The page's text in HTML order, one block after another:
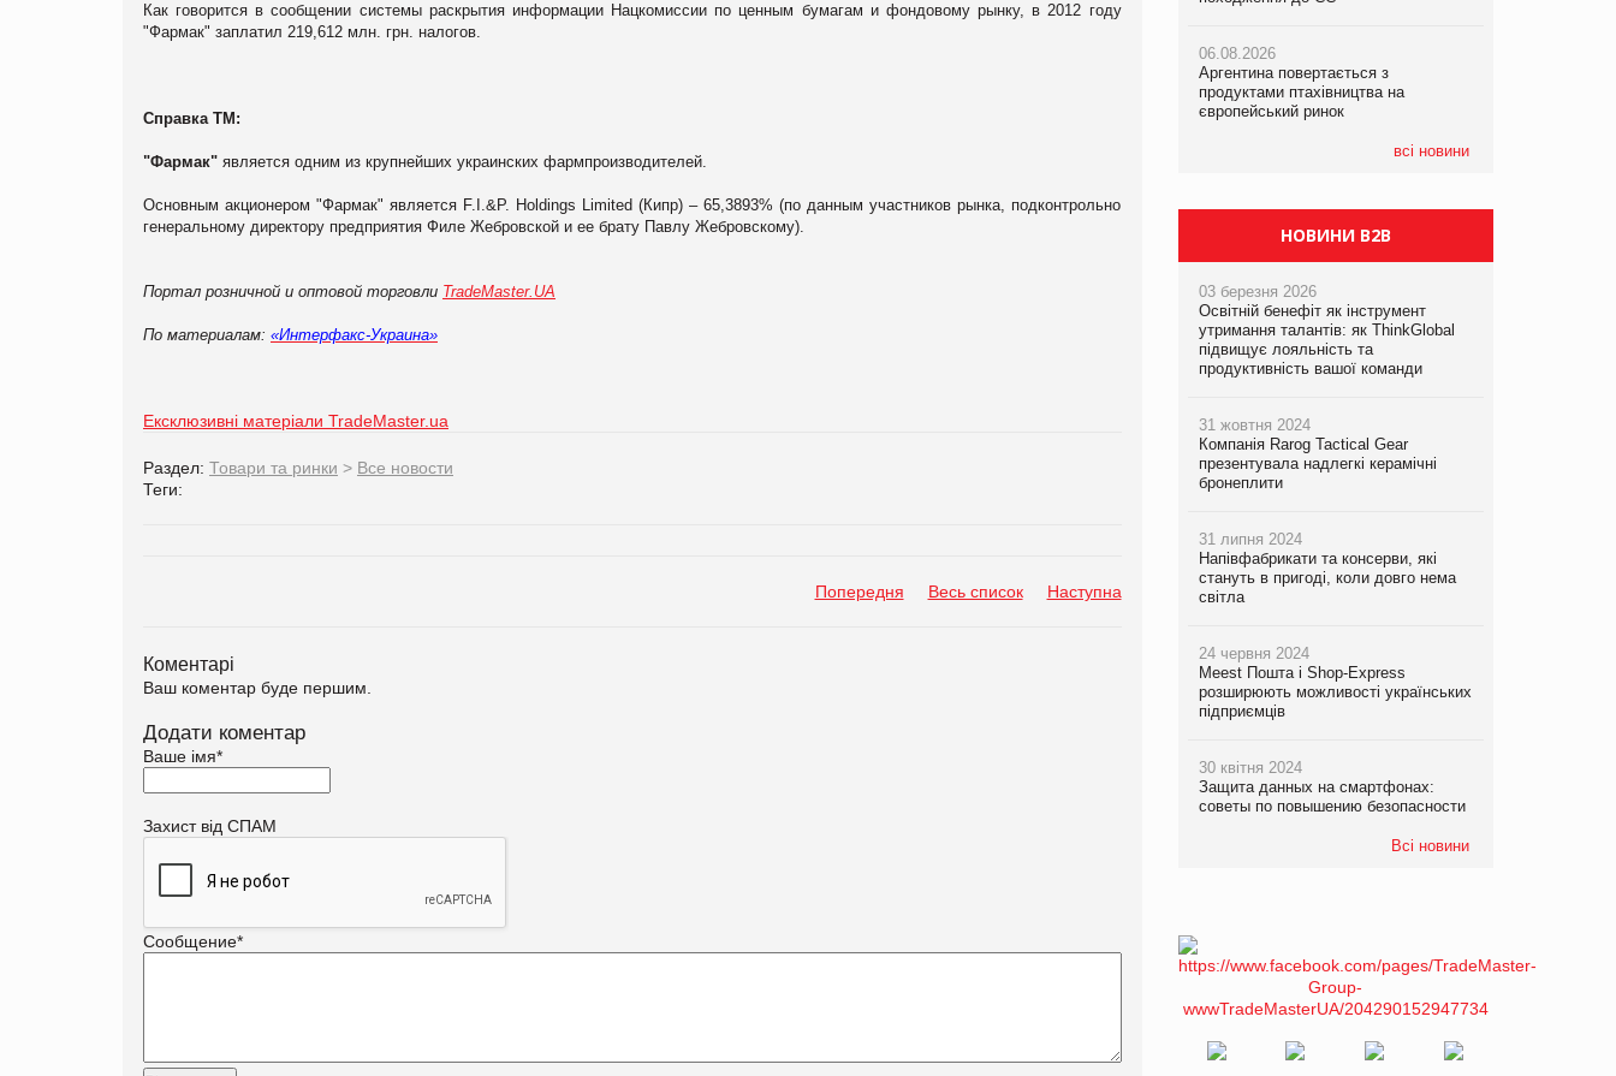
Как говорится в сообщении системы раскрытия информации Нацкомиссии по ценным бумагам и фондовому рынку, в 2012 году
"Фармак" заплатил 219,612 млн. грн. налогов.
Справка ТМ:
"Фармак" является одним из крупнейших украинских фармпроизводителей.
Основным акционером "Фармак" является F.I.&P. Holdings Limited (Кипр) – 65,3893% (по данным участников рынка, подконтрольно
генеральному директору предприятия Филе Жебровской и ее брату Павлу Жебровскому).
Портал розничной и оптовой торговли TradeMaster.UA
По материалам: «Интерфакс-Украина»
Ексклюзивні матеріали TradeMaster.ua
Раздел: Товари та ринки > Все новости
Теги:
Попередня Весь список Наступна
Коментарі
Ваш коментар буде першим.
Додати коментар
Ваше імя*
Захист від СПАМ
Сообщение*
06.08.2026
Аргентина повертається з
продуктами птахівництва на
європейський ринок
всі новини
06.08.2026
Аргентина повертається з
продуктами птахівництва на
європейський ринок
06.08.2026
Аргентина повертається з
продуктами птахівництва на
європейський ринок
НОВИНИ B2B
03 березня 2026
Освітній бенефіт як інструмент
утримання талантів: як ThinkGlobal
підвищує лояльність та
продуктивність вашої команди
31 жовтня 2024
Компанія Rarog Tactical Gear
презентувала надлегкі керамічні
бронеплити
31 липня 2024
Напівфабрикати та консерви, які
стануть в пригоді, коли довго нема
світла
24 червня 2024
Meest Пошта і Shop-Express
розширюють можливості українських
підприємців
30 квітня 2024
Защита данных на смартфонах:
советы по повышению безопасности
Всі новини